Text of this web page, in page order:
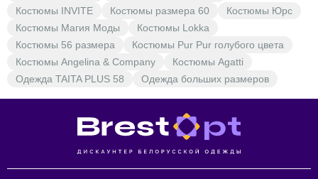
Костюмы INVITE
Костюмы размера 60
Костюмы Юрс
Костюмы Магия Моды
Костюмы Lokka
Костюмы 56 размера
Костюмы Pur Pur голубого цвета
Костюмы Angelina & Company
Костюмы Agatti
Одежда TAITA PLUS 58
Одежда больших размеров